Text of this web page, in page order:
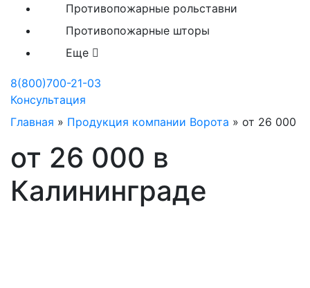
Противопожарные рольставни
Противопожарные шторы
Еще
8(800)700-21-03
Консультация
Главная » Продукция компании Ворота » от 26 000
от 26 000 в
Калининграде